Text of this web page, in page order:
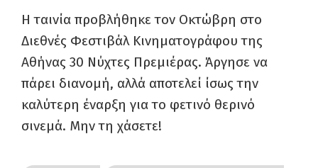
Η ταινία προβλήθηκε τον Οκτώβρη στο
Διεθνές Φεστιβάλ Κινηματογράφου της
Αθήνας 30 Νύχτες Πρεμιέρας. Άργησε να
πάρει διανομή, αλλά αποτελεί ίσως την
καλύτερη έναρξη για το φετινό θερινό
σινεμά. Μην τη χάσετε!